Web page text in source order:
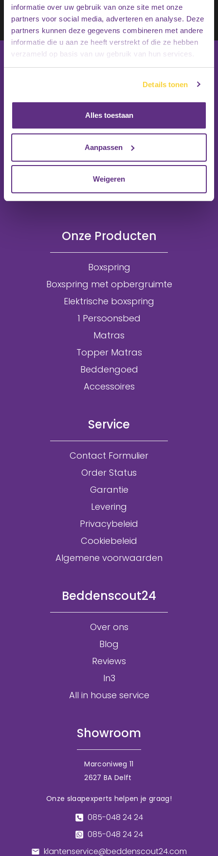
informatie over uw gebruik van onze site met onze
partners voor social media, adverteren en analyse. Deze
partners kunnen deze gegevens combineren met andere
informatie die u aan ze heeft verstrekt of die ze hebben
verzameld op basis van uw gebruik van hun services.
Details tonen
Alles toestaan
Aanpassen
Weigeren
Schrijf je in op onze nieuwsbrief
Inschrijven
Onze Producten
Boxspring
Boxspring met opbergruimte
Elektrische boxspring
1 Persoonsbed
Matras
Topper Matras
Beddengoed
Accessoires
Service
Contact Formulier
Order Status
Garantie
Levering
Privacybeleid
Cookiebeleid
Algemene voorwaarden
Beddenscout24
Over ons
Blog
Reviews
In3
All in house service
Showroom
Marconiweg 11
2627 BA Delft
Onze slaapexperts helpen je graag!
085-048 24 24
085-048 24 24
klantenservice@beddenscout24.com